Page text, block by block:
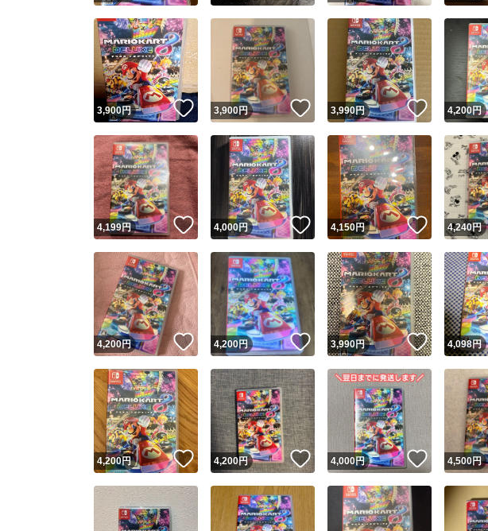
ユ
Yahoo!フリマが定めた一定の基準
安心取引出品者
安心取引出品者 Yahoo!
取引実績
取引実績◯+ このユ
この商
商品画像の無断転載は禁止
コピーは1商品につき1回で
3,900円 いいね！
3,900円 いいね！
3,990円 いいね！
4,200円
4,199円 いいね！
4,000円 いいね！
4,150円 いいね！
4,240円
4,200円 いいね！
4,200円 いいね！
3,990円 いいね！
4,098円
4,200円 いいね！
4,200円 いいね！
4,000円 いいね！
4,500円